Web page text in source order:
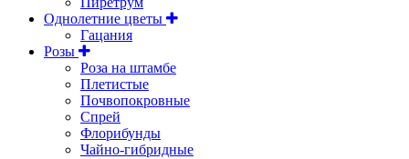
Однолетние цветы
Гацания
Розы
Роза на штамбе
Плетистые
Почвопокровные
Спрей
Флорибунды
Чайно-гибридные